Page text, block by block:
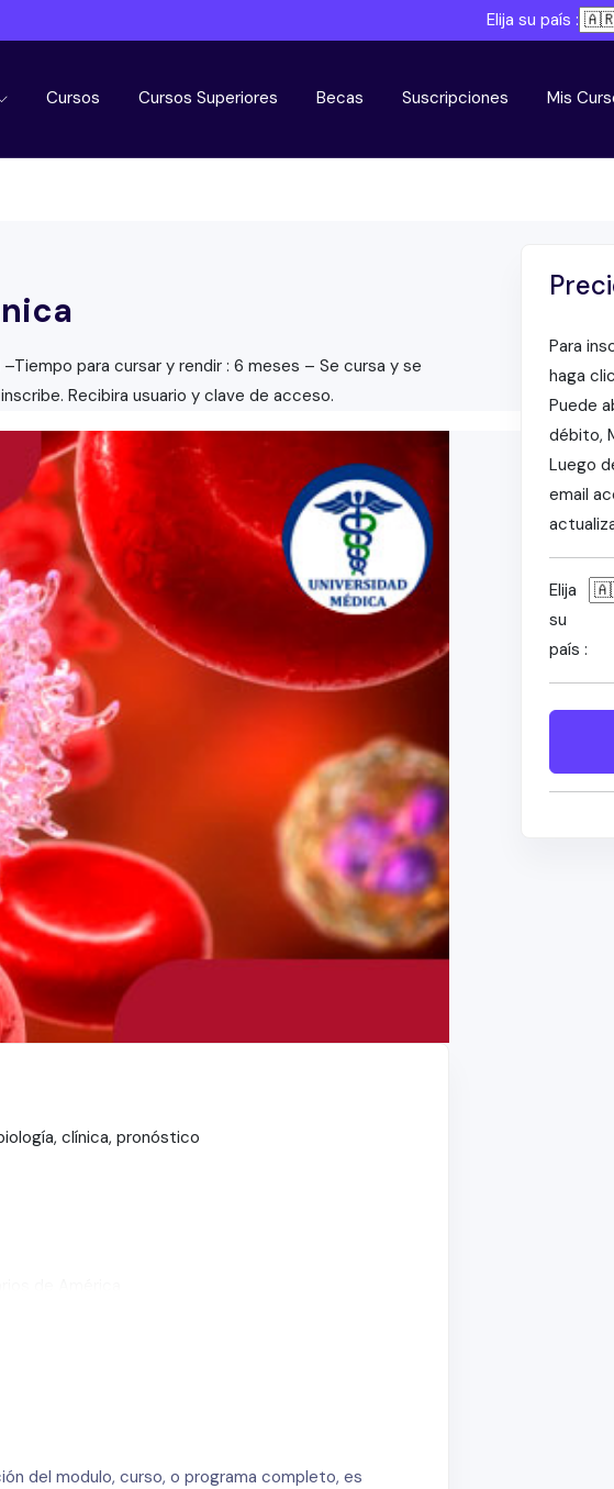
Elija su país :
Cursos Cursos Superiores Becas Suscripciones Mis
para cursar y rendir : 6 meses – Se cursa y se
Recibira usuario y clave de acceso.
clínica, pronóstico
del modulo, curso, o programa completo, es
Para
haga
Puede
débito,
Luego
email
Elija
su
país :